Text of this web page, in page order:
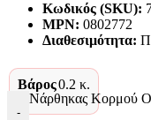
Κωδικός (SKU):
MPN: 0802772
Διαθεσιμότητα:
Βάρος0.2 κ.
-
Νάρθηκας Κορμού